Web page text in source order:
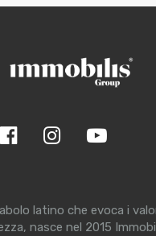
latino che evoca i
nasce nel 2015